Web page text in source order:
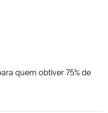
quem obtiver 75% de